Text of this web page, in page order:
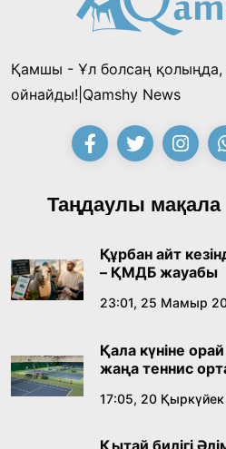
жеңімпаздарын
18:39, 23 Шілде 2026
Қонаев қаласының әкімі
қабылдады
16:27, 23 Шілде 2026
Қазақ тіліндегі «құт»
лингвомәдени сипаты
09:21, 21 Шілде 2026
Абайдың адам тәрбиесі
18:59, 20 Шілде 2026
Жасанды интеллект:
Қамшы - Ұл болсаң қолыңда,
ойнайды!|Qamshy News
Таңдаулы мақала
Құрбан айт
– ҚМДБ жауабы
23:01, 25 Мамыр
Қала күніне
жаңа теннис
17:05, 20